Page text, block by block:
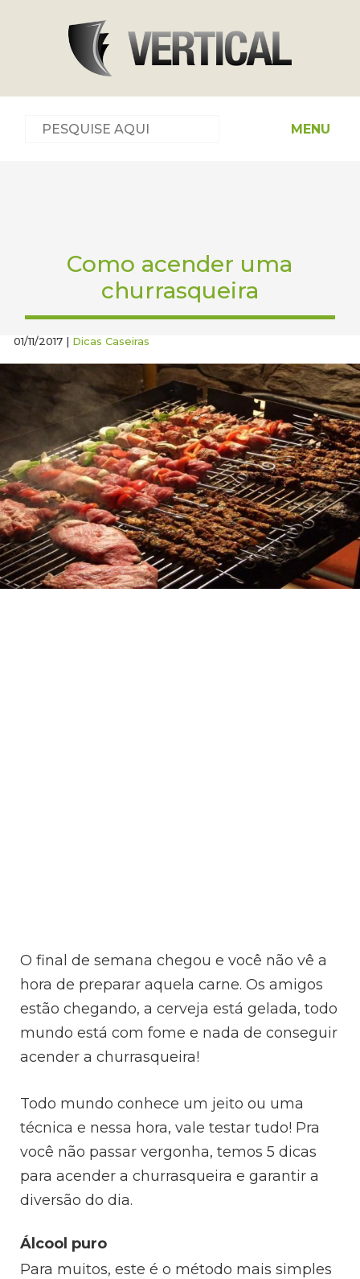
MENU
Como acender uma
churrasqueira
01/11/2017 | Dicas Caseiras
O final de semana chegou e você não vê a
hora de preparar aquela carne. Os amigos
estão chegando, a cerveja está gelada, todo
mundo está com fome e nada de conseguir
acender a churrasqueira!
Todo mundo conhece um jeito ou uma
técnica e nessa hora, vale testar tudo! Pra
você não passar vergonha, temos 5 dicas
para acender a churrasqueira e garantir a
diversão do dia.
Álcool puro
Para muitos, este é o método mais simples